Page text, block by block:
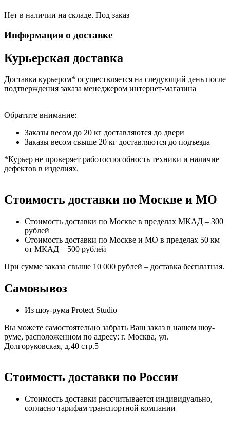
Нет в наличии на складе. Под заказ
Информация о доставке
Курьерская доставка
Доставка курьером* осуществляется на следующий день после
подтверждения заказа менеджером интернет-магазина
Обратите внимание:
Заказы весом до 20 кг доставляются до двери
Заказы весом свыше 20 кг доставляются до подъезда
*Курьер не проверяет работоспособность техники и наличие
дефектов в изделиях.
Стоимость доставки по Москве и МО
Стоимость доставки по Москве в пределах МКАД – 300
рублей
Стоимость доставки по Москве и МО в пределах 50 км
от МКАД – 500 рублей
При сумме заказа свыше 10 000 рублей – доставка бесплатная.
Самовывоз
Из шоу-рума Protect Studio
Вы можете самостоятельно забрать Ваш заказ в нашем шоу-
руме, расположенном по адресу: г. Москва, ул.
Долгоруковская, д.40 стр.5
Стоимость доставки по России
Стоимость доставки рассчитывается индивидуально,
согласно тарифам транспортной компании